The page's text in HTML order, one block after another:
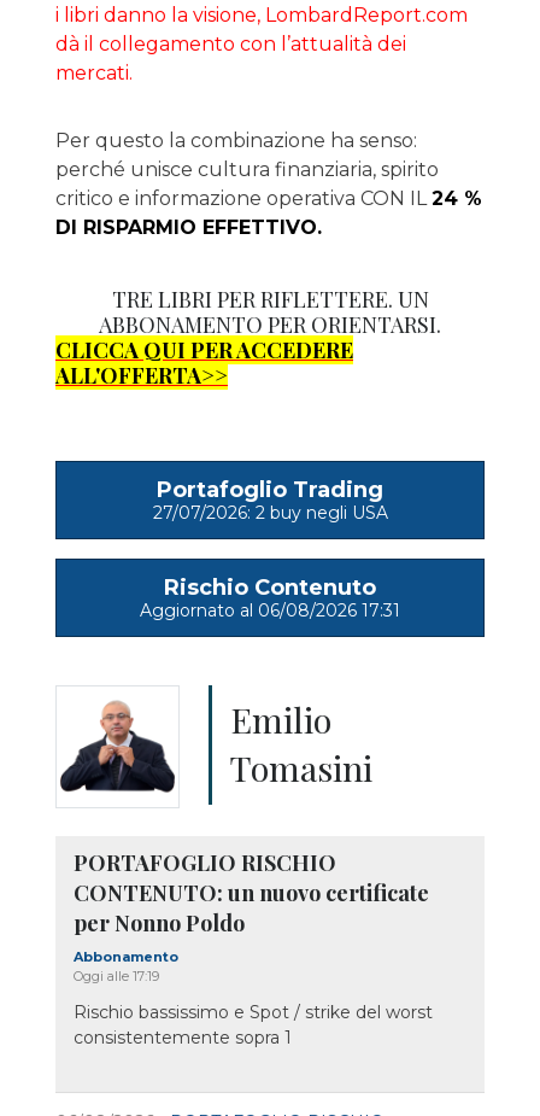
i libri danno la visione, LombardReport.com
dà il collegamento con l’attualità dei
mercati.
Per questo la combinazione ha senso:
perché unisce cultura finanziaria, spirito
critico e informazione operativa CON IL 24 %
DI RISPARMIO EFFETTIVO.
TRE LIBRI PER RIFLETTERE. UN
ABBONAMENTO PER ORIENTARSI.
CLICCA QUI PER ACCEDERE
ALL'OFFERTA>>
Portafoglio Trading
27/07/2026: 2 buy negli USA
Rischio Contenuto
Aggiornato al 06/08/2026 17:31
Emilio
Tomasini
PORTAFOGLIO RISCHIO
CONTENUTO: un nuovo certificate
per Nonno Poldo
Abbonamento
Oggi alle 17:19
Rischio bassissimo e Spot / strike del worst
consistentemente sopra 1